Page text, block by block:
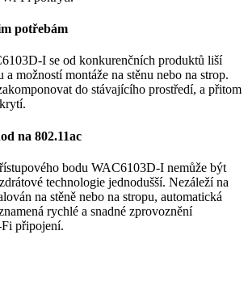
potřebám
I se od konkurenčních produktů liší
možností montáže na stěnu nebo na strop.
do stávajícího prostředí, a přitom
na 802.11ac
bodu WAC6103D-I nemůže být
technologie jednodušší. Nezáleží na
na stěně nebo na stropu, automatická
rychlé a snadné zprovoznění
připojení.